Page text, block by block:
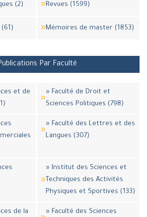
(2) Revues (1599)
Mémoires de master (1853)
Par Faculté
et de
» Faculté de Droit et
Sciences Politiques (798)
» Faculté des Lettres et des
Langues (307)
» Institut des Sciences et
Techniques des Activités
Physiques et Sportives (133)
de la » Faculté des Sciences